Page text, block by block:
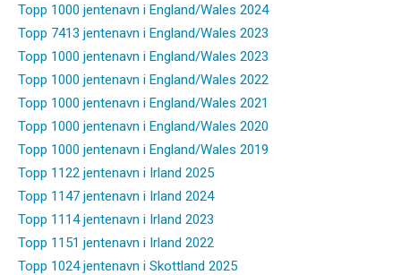
Topp 1000 jentenavn i England/Wales 2024
Topp 7413 jentenavn i England/Wales 2023
Topp 1000 jentenavn i England/Wales 2023
Topp 1000 jentenavn i England/Wales 2022
Topp 1000 jentenavn i England/Wales 2021
Topp 1000 jentenavn i England/Wales 2020
Topp 1000 jentenavn i England/Wales 2019
Topp 1122 jentenavn i Irland 2025
Topp 1147 jentenavn i Irland 2024
Topp 1114 jentenavn i Irland 2023
Topp 1151 jentenavn i Irland 2022
Topp 1024 jentenavn i Skottland 2025